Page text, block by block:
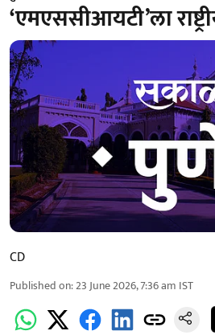
‘एमएससीआयटी’ला
CD
Published on:23 June 2026, 7:36 am IST